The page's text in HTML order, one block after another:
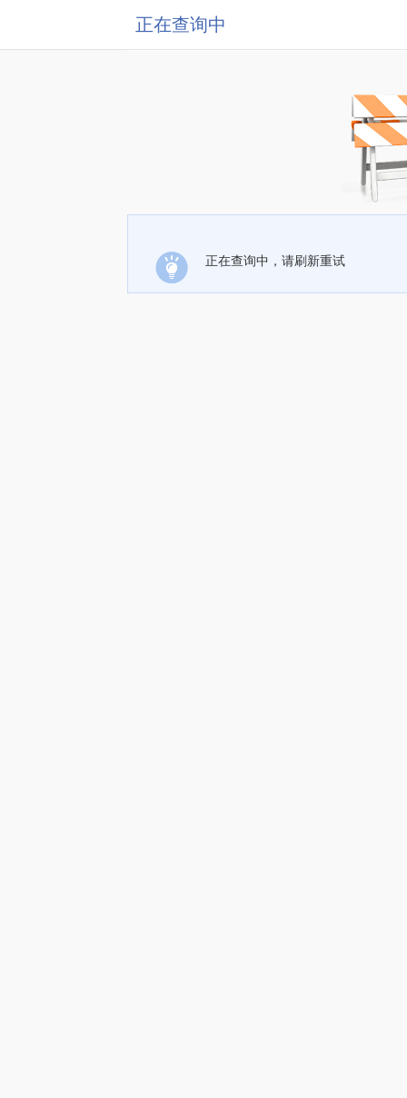
正在查询中
正在查询中，请刷新重试